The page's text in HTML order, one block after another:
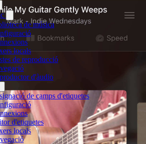
de música
locals
de reproducció
d'àudio
de camps d'etiquetes
d'etiquetes
locals